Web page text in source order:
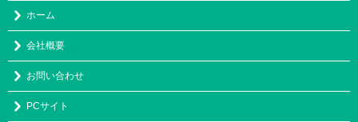
ホーム
会社概要
お問い合わせ
PCサイト